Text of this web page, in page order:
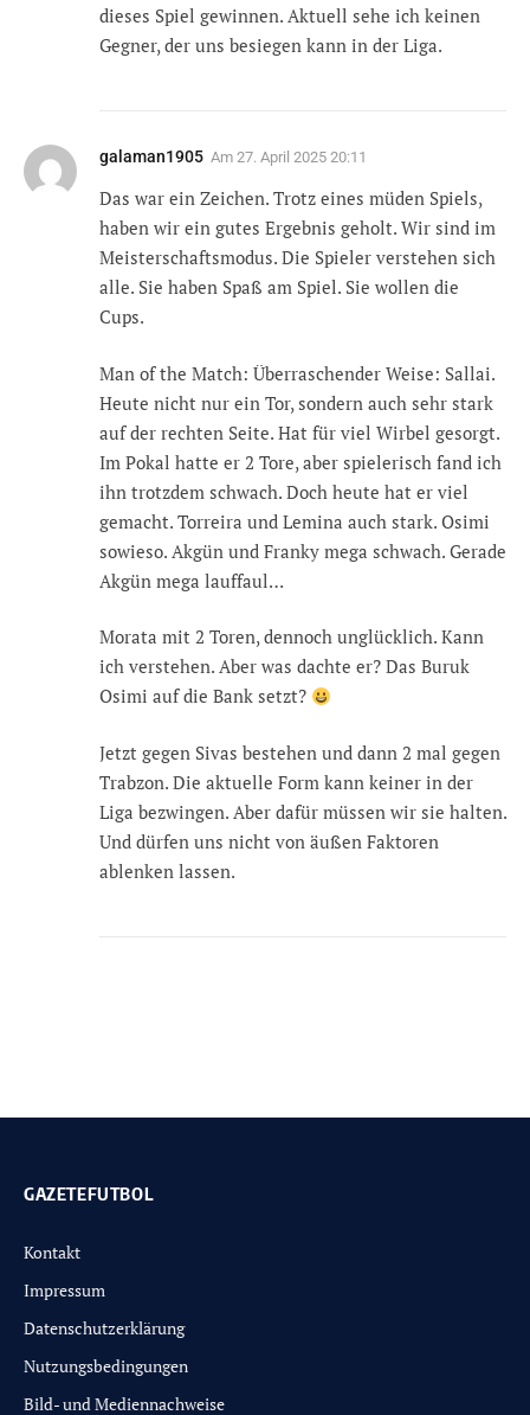
dieses Spiel gewinnen. Aktuell sehe ich keinen
Gegner, der uns besiegen kann in der Liga.
galaman1905 Am 27. April 2025 20:11
Das war ein Zeichen. Trotz eines müden Spiels,
haben wir ein gutes Ergebnis geholt. Wir sind im
Meisterschaftsmodus. Die Spieler verstehen sich
alle. Sie haben Spaß am Spiel. Sie wollen die
Cups.
Man of the Match: Überraschender Weise: Sallai.
Heute nicht nur ein Tor, sondern auch sehr stark
auf der rechten Seite. Hat für viel Wirbel gesorgt.
Im Pokal hatte er 2 Tore, aber spielerisch fand ich
ihn trotzdem schwach. Doch heute hat er viel
gemacht. Torreira und Lemina auch stark. Osimi
sowieso. Akgün und Franky mega schwach. Gerade
Akgün mega lauffaul…
Morata mit 2 Toren, dennoch unglücklich. Kann
ich verstehen. Aber was dachte er? Das Buruk
Osimi auf die Bank setzt?
Jetzt gegen Sivas bestehen und dann 2 mal gegen
Trabzon. Die aktuelle Form kann keiner in der
Liga bezwingen. Aber dafür müssen wir sie halten.
Und dürfen uns nicht von äußen Faktoren
ablenken lassen.
GAZETEFUTBOL
Kontakt
Impressum
Datenschutzerklärung
Nutzungsbedingungen
Bild- und Mediennachweise